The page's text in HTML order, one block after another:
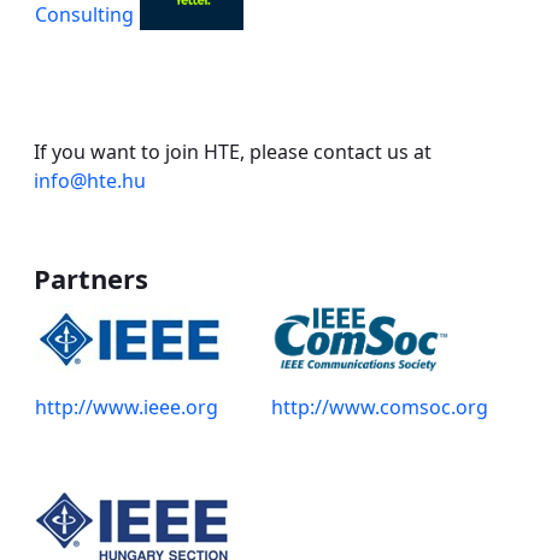
Consulting
If you want to join HTE, please contact us at
info@hte.hu
Partners
http://www.ieee.org http://www.comsoc.org